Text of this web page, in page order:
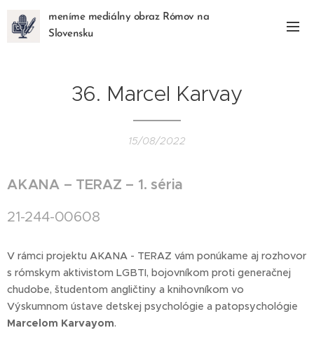
meníme mediálny obraz Rómov na
Slovensku
36. Marcel Karvay
15/08/2022
AKANA – TERAZ – 1. séria
21-244-00608
V rámci projektu AKANA - TERAZ vám ponúkame aj rozhovor
s rómskym aktivistom LGBTI, bojovníkom proti generačnej
chudobe, študentom angličtiny a knihovníkom vo
Výskumnom ústave detskej psychológie a patopsychológie
Marcelom Karvayom.